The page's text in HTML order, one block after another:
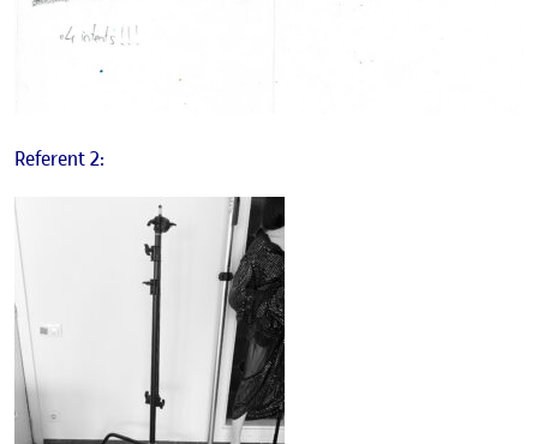
Referent 2: